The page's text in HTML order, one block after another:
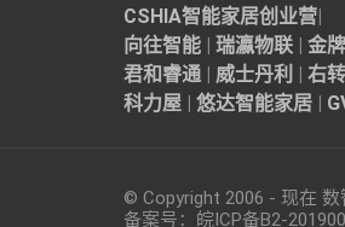
CSHIA智能家居创业营|
向往智能 | 瑞瀛物联 | 金
君和睿通 | 威士丹利 | 右
科力屋 | 悠达智能家居 |
© Copyright 2006 - 现在 数
备案号： 皖ICP备B2-